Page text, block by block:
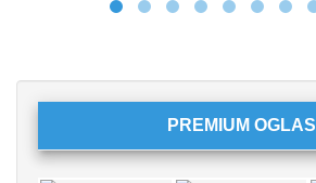
PREMIUM OGLASI